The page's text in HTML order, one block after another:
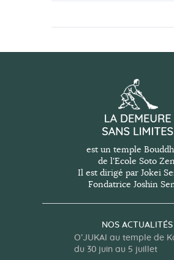
est un temple
de l'Ecole Soto
Il est dirigé par Jokei
Fondatrice Joshin
NOS ACTUALITÉS
O’JUKAI au temple de
du 30 juin au 5 juillet